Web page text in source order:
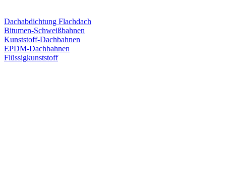
Dachabdichtung Flachdach
Bitumen-Schweißbahnen
Kunststoff-Dachbahnen
EPDM-Dachbahnen
Flüssigkunststoff